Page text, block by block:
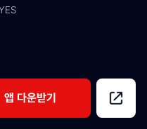
앱 다운받기